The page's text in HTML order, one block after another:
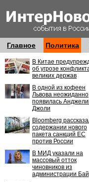
Главное Политика
В Китае
об угрозе
великих держав
В одной из кофеен
Львова неожиданно
появилась
Джоли
Bloomberg
содержании нового
пакета санкций ЕС
против России
В МИД указали на
массовый отток
чиновников из
администрации